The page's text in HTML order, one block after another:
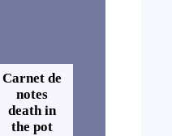
Carnet de
notes
death in
the pot